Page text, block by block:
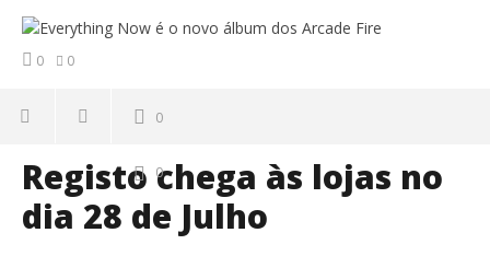
0 0
0
0
Registo chega às lojas no
dia 28 de Julho